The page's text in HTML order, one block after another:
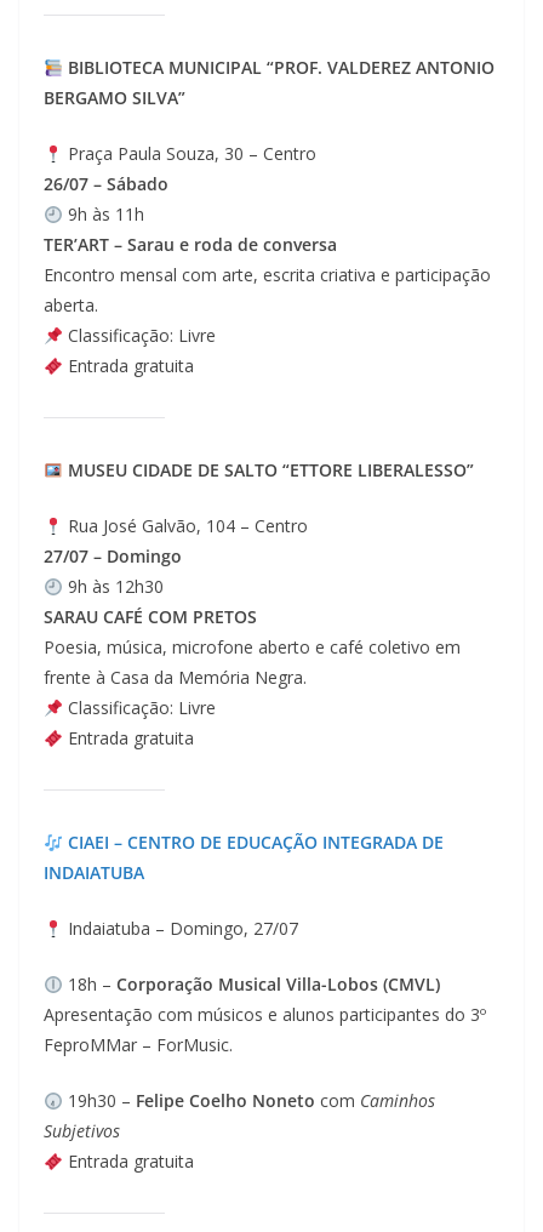
BIBLIOTECA MUNICIPAL “PROF. VALDEREZ ANTONIO
BERGAMO SILVA”
Praça Paula Souza, 30 – Centro
26/07 – Sábado
9h às 11h
TER’ART – Sarau e roda de conversa
Encontro mensal com arte, escrita criativa e participação
aberta.
Classificação: Livre
Entrada gratuita
MUSEU CIDADE DE SALTO “ETTORE LIBERALESSO”
Rua José Galvão, 104 – Centro
27/07 – Domingo
9h às 12h30
SARAU CAFÉ COM PRETOS
Poesia, música, microfone aberto e café coletivo em
frente à Casa da Memória Negra.
Classificação: Livre
Entrada gratuita
CIAEI – CENTRO DE EDUCAÇÃO INTEGRADA DE
INDAIATUBA
Indaiatuba – Domingo, 27/07
18h – Corporação Musical Villa-Lobos (CMVL)
Apresentação com músicos e alunos participantes do 3º
FeproMMar – ForMusic.
19h30 – Felipe Coelho Noneto com Caminhos
Subjetivos
Entrada gratuita